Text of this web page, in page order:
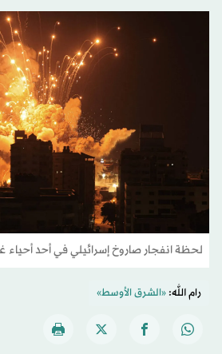
لحظة انفجار صاروخ إسرائيلي في أحد
رام الله:«الشرق الأوسط»